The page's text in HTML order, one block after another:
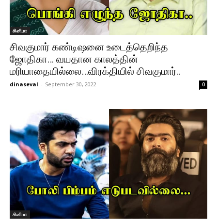
சினிமா
சிவகுமார் கண்டிஷனை உடைத்தெறிந்த
ஜோதிகா… வயதான காலத்தின்
மரியாதையில்லை…விரக்தியில் சிவகுமார்..
dinaseval - September 30, 2022 0
சினிமா